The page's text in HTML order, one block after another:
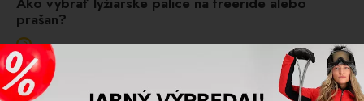
prašan?
Pri freeride alebo jazde v prašane sú optimálne lyžiarske
palice s väčším košíkom, ľahkou a pevnou konštrukciou,
mierne dlhšie ako bežné zjazdové palice a s ergonomickou